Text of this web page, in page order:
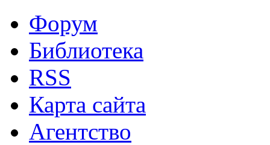
Форум
Библиотека
RSS
Карта сайта
Агентство